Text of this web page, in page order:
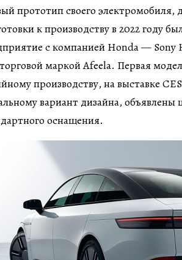
прототип своего электромобиля,
к производству в 2022 году
с компанией Honda — Sony
маркой Afeela. Первая
производству, на выставке
вариант дизайна,
оснащения.